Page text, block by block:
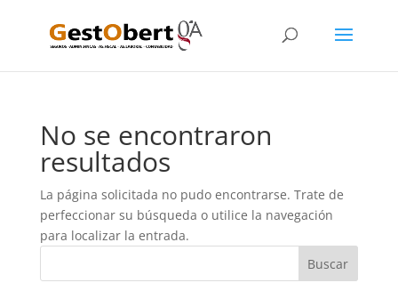
No se encontraron
resultados
La página solicitada no pudo encontrarse. Trate de
perfeccionar su búsqueda o utilice la navegación
para localizar la entrada.